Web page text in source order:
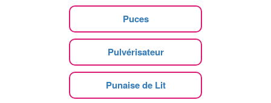
Puces
Pulvérisateur
Punaise de Lit